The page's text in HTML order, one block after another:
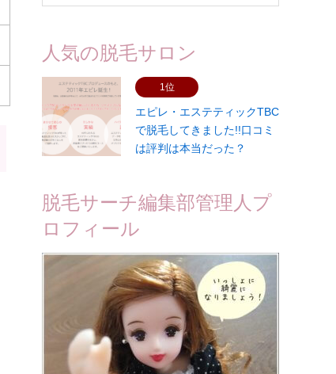
人気の脱毛サロン
1位
エピレ・エステティックTBC
で脱毛してきました!!口コミ
は評判は本当だった？
脱毛サーチ編集部管理人プ
ロフィール